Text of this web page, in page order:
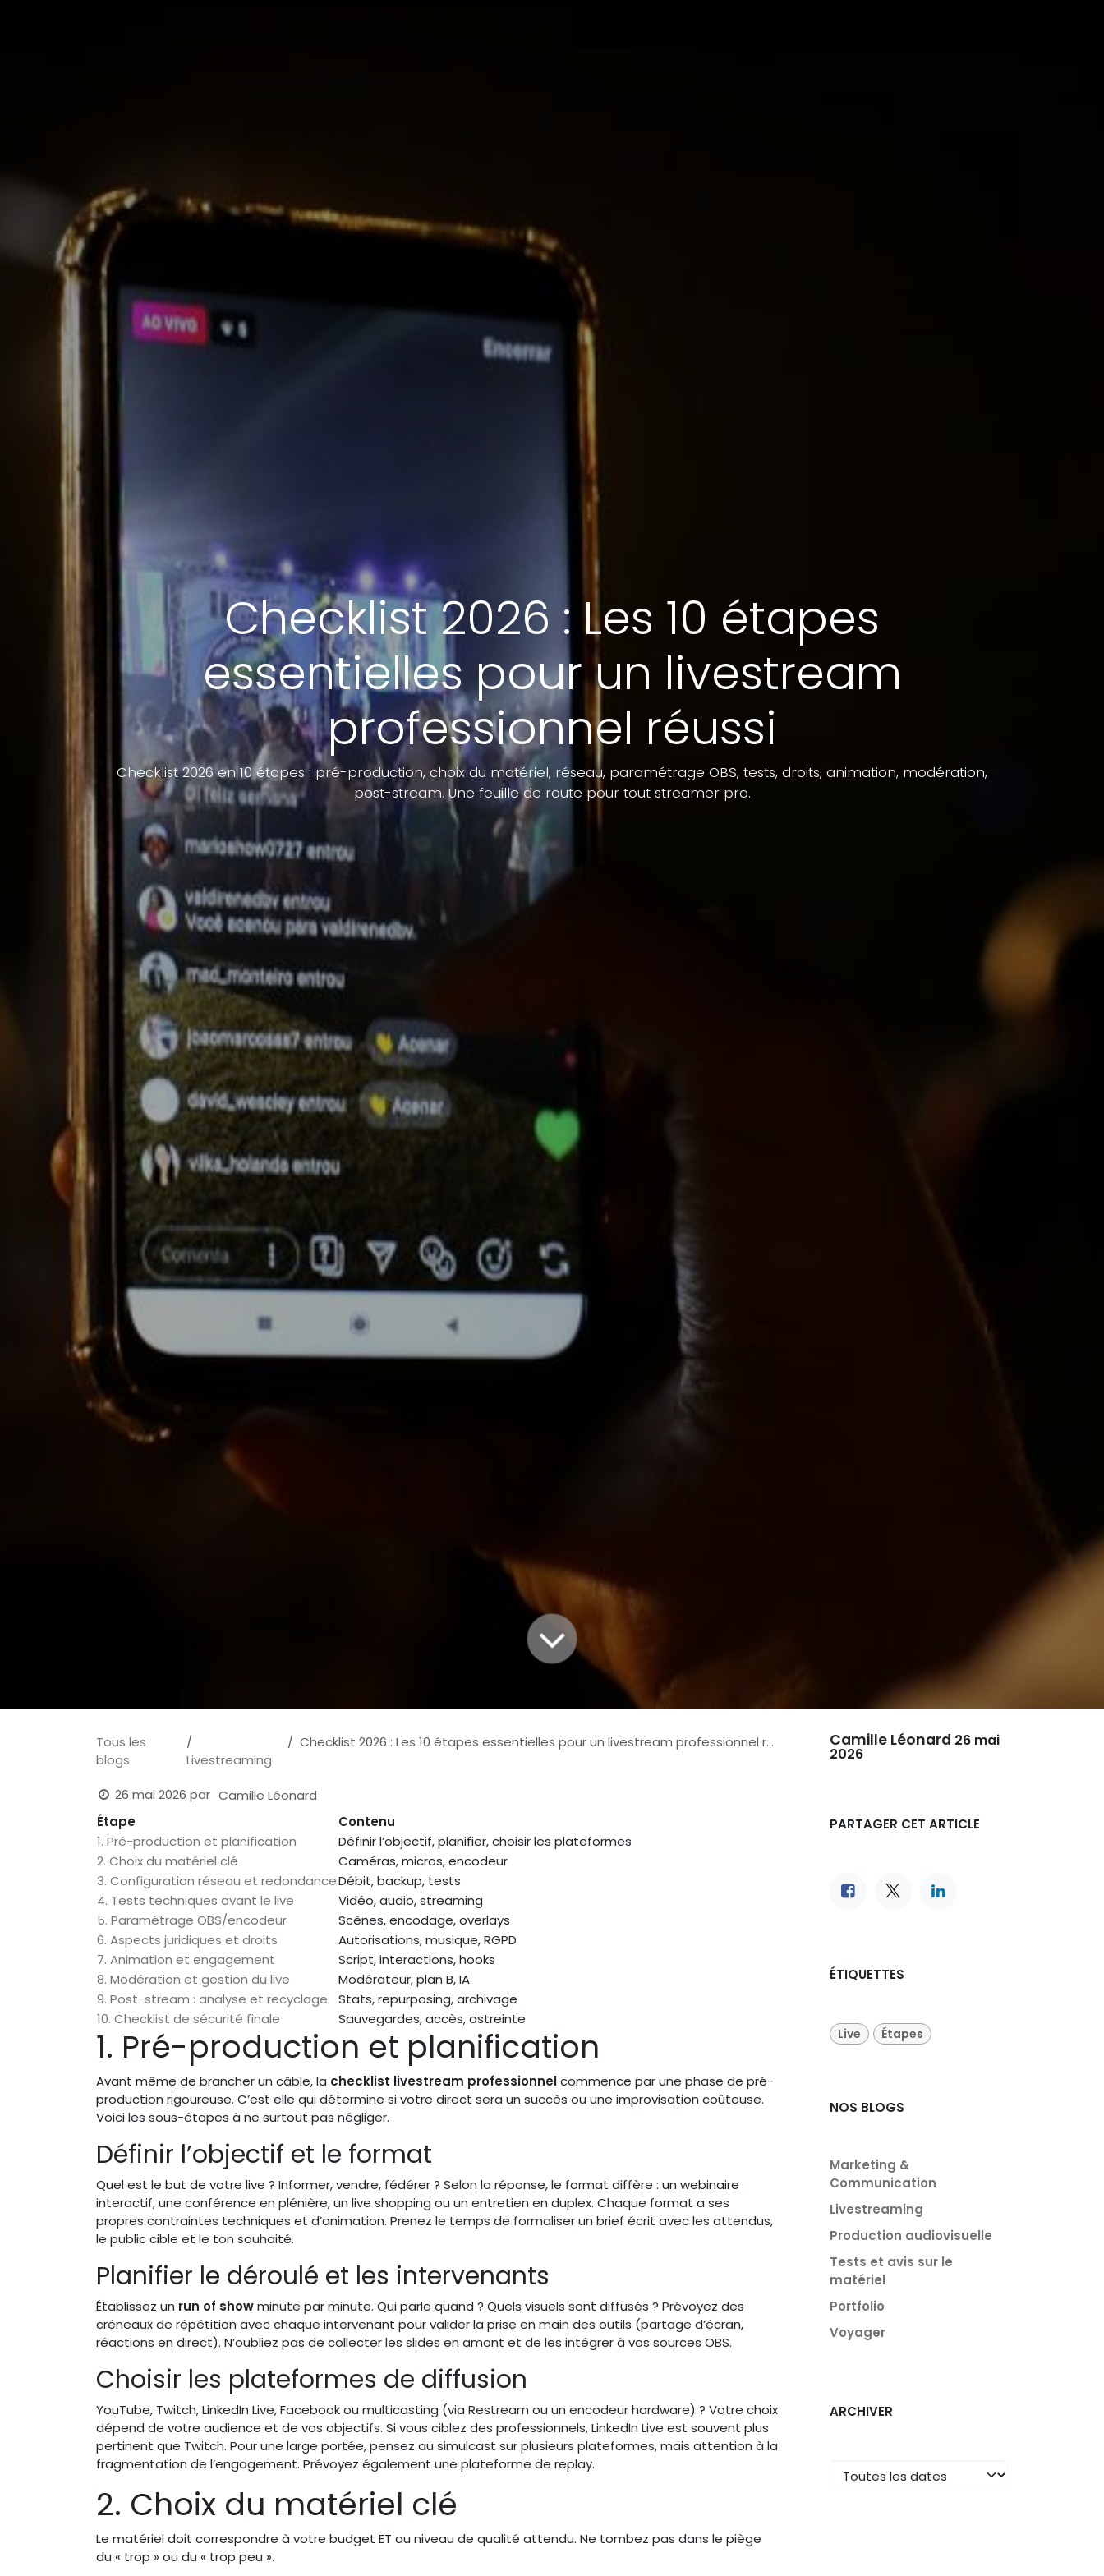
Checklist 2026 : Les 10 étapes
essentielles pour un livestream
professionnel réussi
Checklist 2026 en 10 étapes : pré-production, choix du matériel, réseau, paramétrage OBS, tests, droits, animation, modération,
post-stream. Une feuille de route pour tout streamer pro.
Tous les
blogs
Livestreaming
Checklist 2026 : Les 10 étapes essentielles pour un livestream professionnel réussi
26 mai 2026 par Camille Léonard
Étape
Contenu
1. Pré-production et planification
Définir l’objectif, planifier, choisir les plateformes
2. Choix du matériel clé
Caméras, micros, encodeur
3. Configuration réseau et redondanceDébit, backup, tests
4. Tests techniques avant le live
Vidéo, audio, streaming
5. Paramétrage OBS/encodeur
Scènes, encodage, overlays
6. Aspects juridiques et droits
Autorisations, musique, RGPD
7. Animation et engagement
Script, interactions, hooks
8. Modération et gestion du live
Modérateur, plan B, IA
9. Post-stream : analyse et recyclage
Stats, repurposing, archivage
10. Checklist de sécurité finale
Sauvegardes, accès, astreinte
1. Pré-production et planification
Avant même de brancher un câble, la checklist livestream professionnelcommence par une phase de pré-
production rigoureuse. C’est elle qui détermine si votre direct sera un succès ou une improvisation coûteuse.
Voici les sous-étapes à ne surtout pas négliger.
Définir l’objectif et le format
Quel est le but de votre live ? Informer, vendre, fédérer ? Selon la réponse, le format diffère : un webinaire
interactif, une conférence en plénière, un live shopping ou un entretien en duplex. Chaque format a ses
propres contraintes techniques et d’animation. Prenez le temps de formaliser un brief écrit avec les attendus,
le public cible et le ton souhaité.
Planifier le déroulé et les intervenants
Établissez un run of showminute par minute. Qui parle quand ? Quels visuels sont diffusés ? Prévoyez des
créneaux de répétition avec chaque intervenant pour valider la prise en main des outils (partage d’écran,
réactions en direct). N’oubliez pas de collecter les slides en amont et de les intégrer à vos sources OBS.
Choisir les plateformes de diffusion
YouTube, Twitch, LinkedIn Live, Facebook ou multicasting (via Restream ou un encodeur hardware) ? Votre choix
dépend de votre audience et de vos objectifs. Si vous ciblez des professionnels, LinkedIn Live est souvent plus
pertinent que Twitch. Pour une large portée, pensez au simulcast sur plusieurs plateformes, mais attention à la
fragmentation de l’engagement. Prévoyez également une plateforme de replay.
2. Choix du matériel clé
Le matériel doit correspondre à votre budget ET au niveau de qualité attendu. Ne tombez pas dans le piège
du « trop » ou du « trop peu ».
Camille Léonard 26 mai
2026
PARTAGER CET ARTICLE
ÉTIQUETTES
Live Étapes
NOS BLOGS
Marketing &
Communication
Livestreaming
Production audiovisuelle
Tests et avis sur le
matériel
Portfolio
Voyager
ARCHIVER